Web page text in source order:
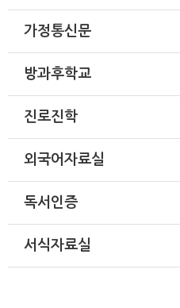
가정통신문
방과후학교
진로진학
외국어자료실
독서인증
서식자료실